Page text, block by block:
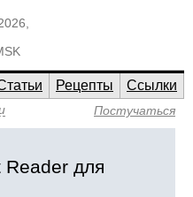
Рецепты
Ссылки
Постучаться
Reader для